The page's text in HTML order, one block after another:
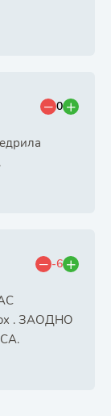
0
-6
. ЗАОДНО